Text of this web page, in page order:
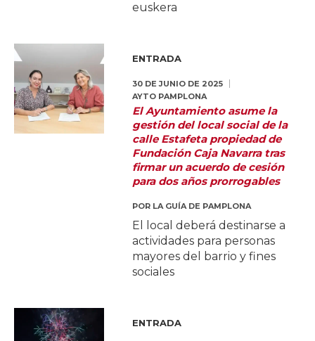
euskera
ENTRADA
30 DE JUNIO DE 2025
AYTO PAMPLONA
El Ayuntamiento asume la
gestión del local social de la
calle Estafeta propiedad de
Fundación Caja Navarra tras
firmar un acuerdo de cesión
para dos años prorrogables
POR LA GUÍA DE PAMPLONA
El local deberá destinarse a
actividades para personas
mayores del barrio y fines
sociales
ENTRADA